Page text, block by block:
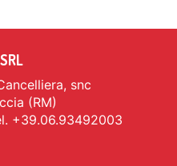
snc
(RM)
+39.06.93492003